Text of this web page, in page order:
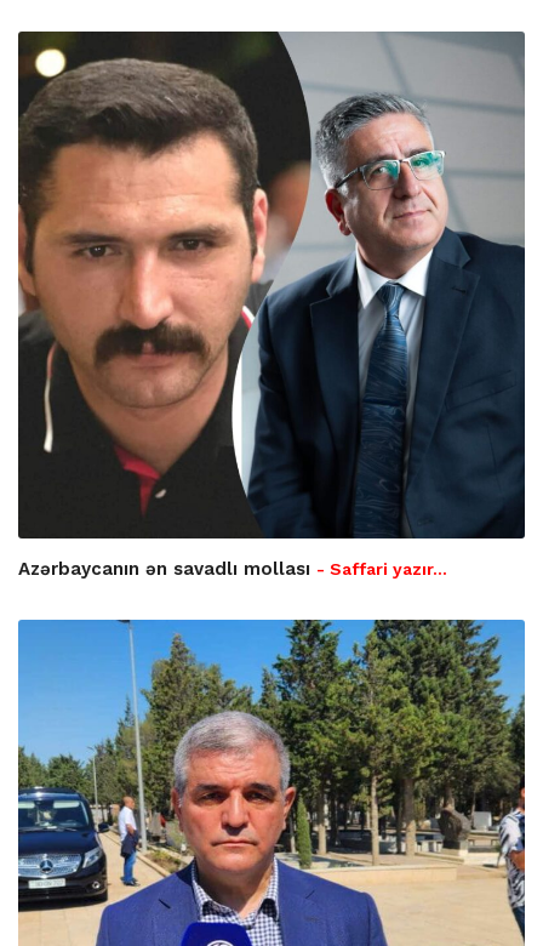
Azərbaycanın ən savadlı mollası - Saffari yazır…